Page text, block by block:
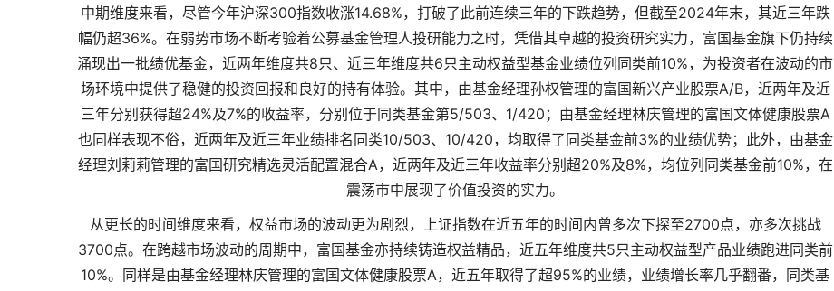
中期维度来看，尽管今年沪深300指数收涨14.68%，打破了此前连续三年的下跌趋势，但截至2024年末，其近三年跌
幅仍超36%。在弱势市场不断考验着公募基金管理人投研能力之时，凭借其卓越的投资研究实力，富国基金旗下仍持续
涌现出一批绩优基金，近两年维度共8只、近三年维度共6只主动权益型基金业绩位列同类前10%，为投资者在波动的市
场环境中提供了稳健的投资回报和良好的持有体验。其中，由基金经理孙权管理的富国新兴产业股票A/B，近两年及近
三年分别获得超24%及7%的收益率，分别位于同类基金第5/503、1/420；由基金经理林庆管理的富国文体健康股票A
也同样表现不俗，近两年及近三年业绩排名同类10/503、10/420，均取得了同类基金前3%的业绩优势；此外，由基金
经理刘莉莉管理的富国研究精选灵活配置混合A，近两年及近三年收益率分别超20%及8%，均位列同类基金前10%，在
震荡市中展现了价值投资的实力。
从更长的时间维度来看，权益市场的波动更为剧烈，上证指数在近五年的时间内曾多次下探至2700点，亦多次挑战
3700点。在跨越市场波动的周期中，富国基金亦持续铸造权益精品，近五年维度共5只主动权益型产品业绩跑进同类前
10%。同样是由基金经理林庆管理的富国文体健康股票A，近五年取得了超95%的业绩，业绩增长率几乎翻番，同类基